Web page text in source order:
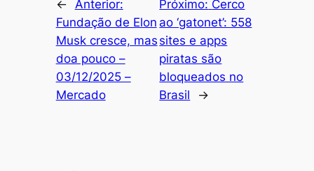
← Anterior:
Fundação de Elon
Musk cresce, mas
doa pouco –
03/12/2025 –
Mercado
Próximo: Cerco
ao ‘gatonet’: 558
sites e apps
piratas são
bloqueados no
Brasil
→